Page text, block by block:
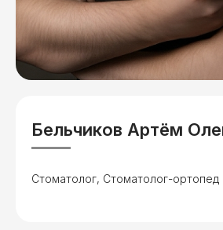
Бельчиков Артём
Стоматолог, Стоматолог-ортопед